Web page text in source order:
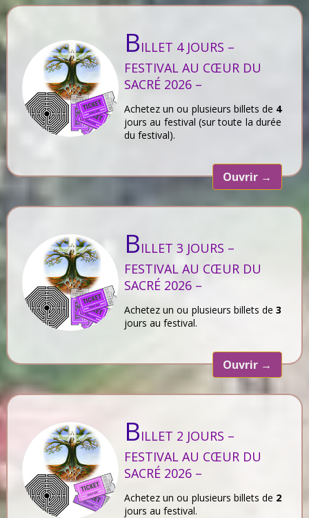
BILLET 4 JOURS –
FESTIVAL AU CŒUR DU
SACRÉ 2026 –
Achetez un ou plusieurs billets de 4
jours au festival (sur toute la durée
du festival).
Ouvrir →
BILLET 3 JOURS –
FESTIVAL AU CŒUR DU
SACRÉ 2026 –
Achetez un ou plusieurs billets de3
jours au festival.
Ouvrir →
BILLET 2 JOURS –
FESTIVAL AU CŒUR DU
SACRÉ 2026 –
Achetez un ou plusieurs billets de 2
jours au festival.